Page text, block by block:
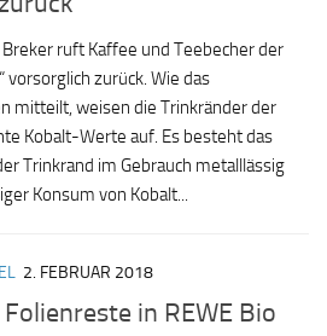
ruft Kaffee und Teebecher der
vorsorglich zurück. Wie das
mitteilt, weisen die Trinkränder der
Kobalt-Werte auf. Es besteht das
Trinkrand im Gebrauch metalllässig
Konsum von Kobalt...
2. FEBRUAR 2018
in REWE Bio